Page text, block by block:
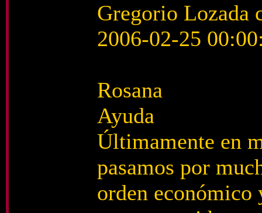
Gregorio Lozada
2006-02-25
Rosana
Ayuda
Últimamente en
pasamos por
orden económico